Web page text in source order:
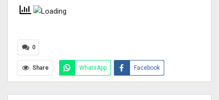
0
Share WhatsApp Facebook